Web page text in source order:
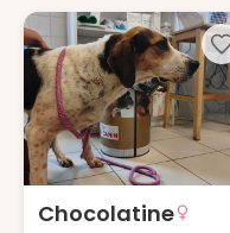
Chocolatine